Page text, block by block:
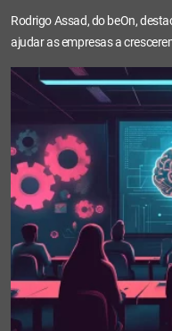
Rodrigo Assad, do beOn,
ajudar as empresas a